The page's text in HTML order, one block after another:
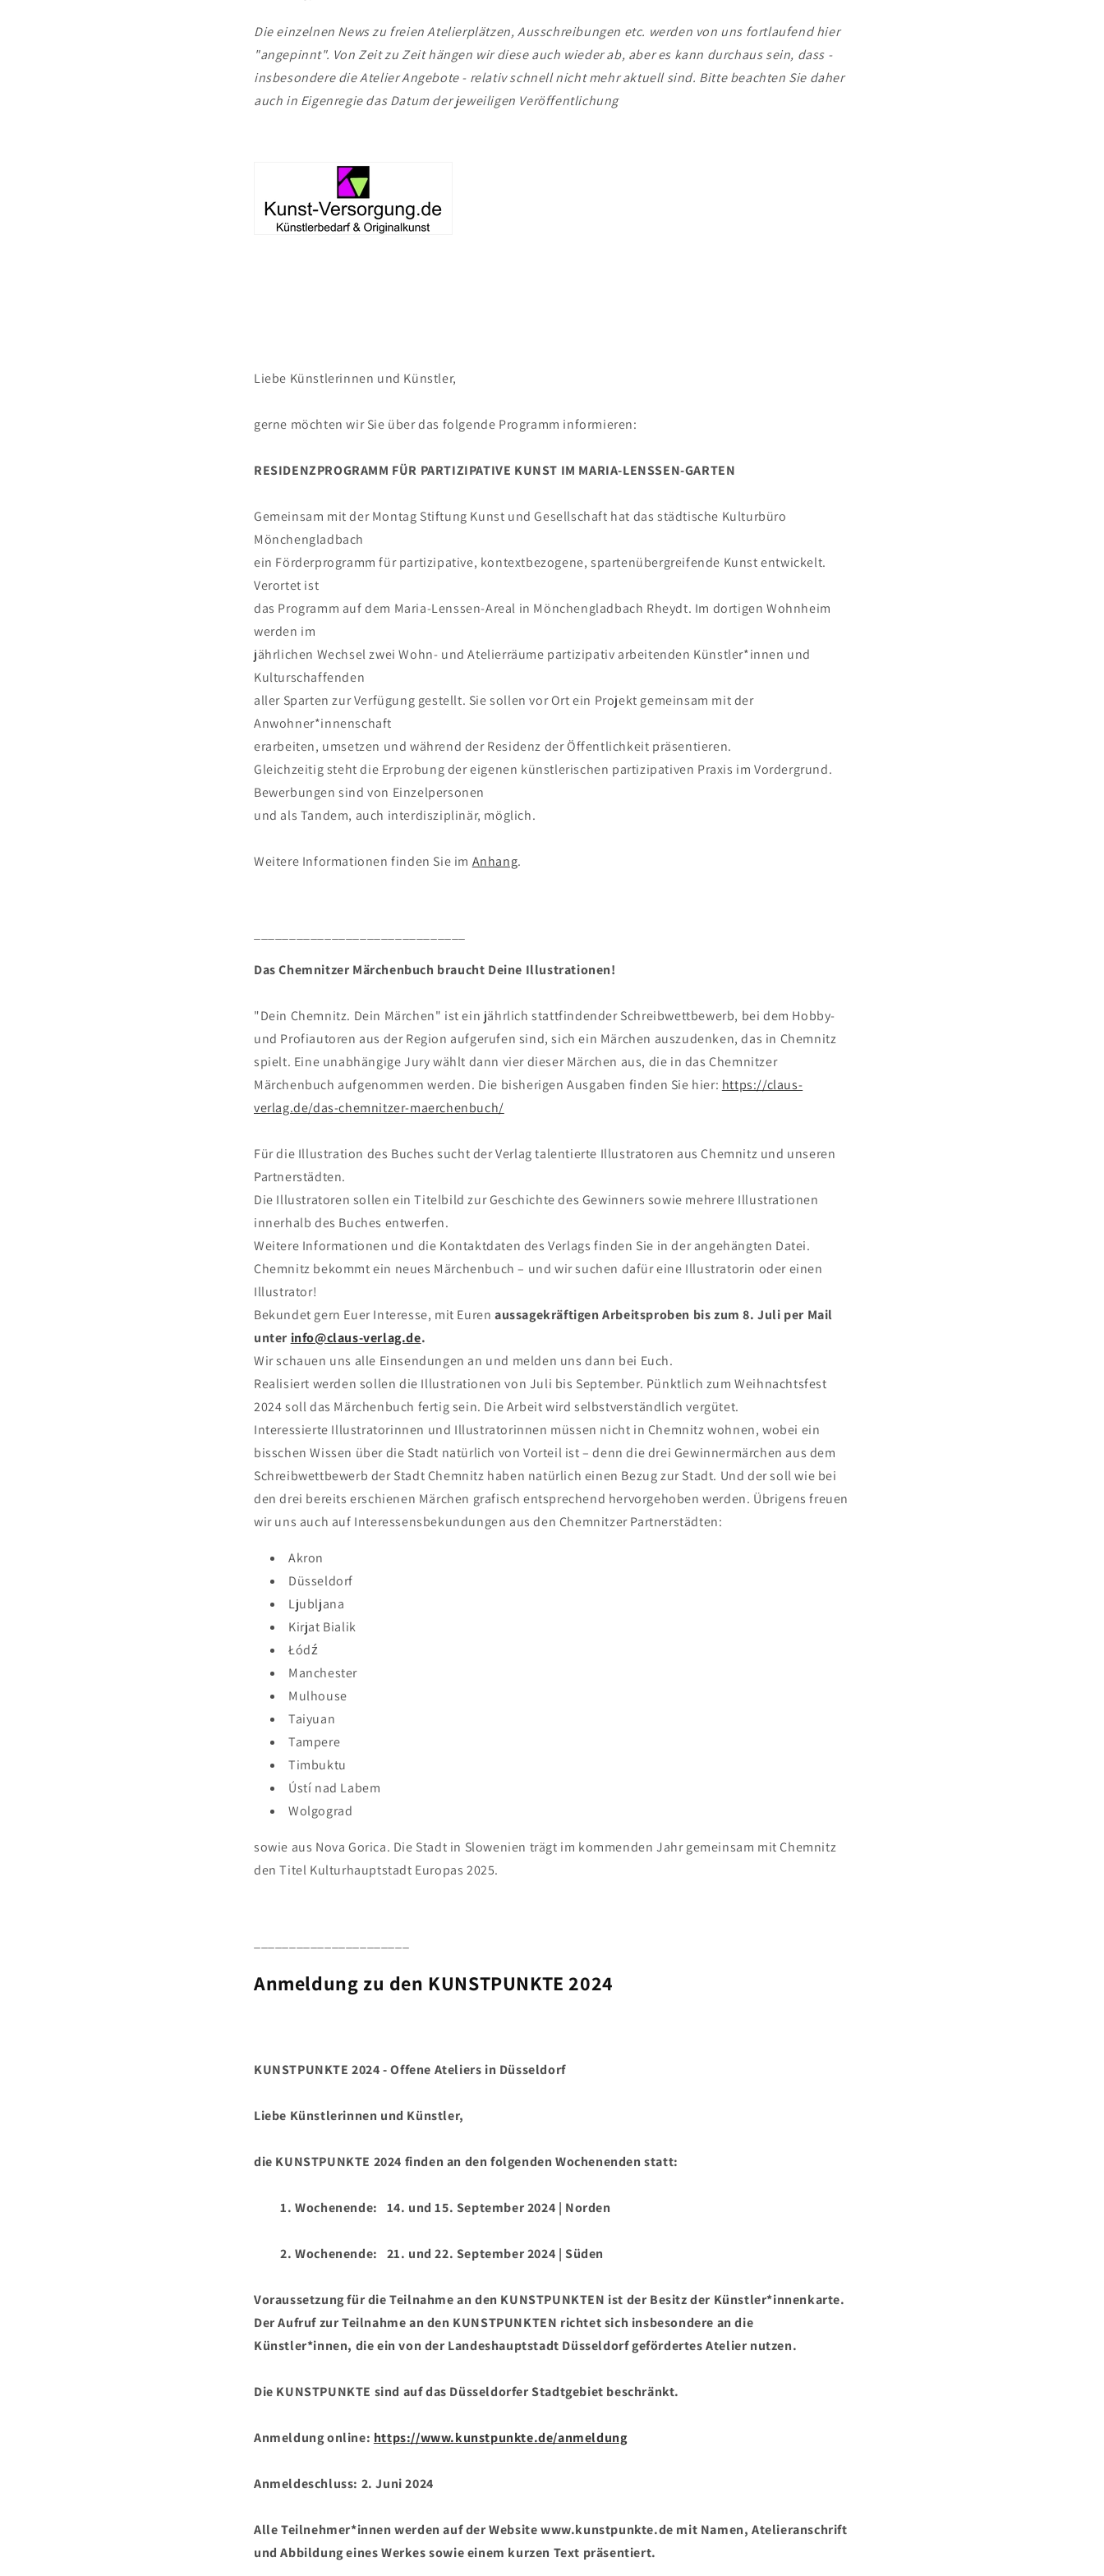
Die einzelnen News zu freien Atelierplätzen, Ausschreibungen etc. werden von uns fortlaufend hier
"angepinnt". Von Zeit zu Zeit hängen wir diese auch wieder ab, aber es kann durchaus sein, dass -
insbesondere die Atelier Angebote - relativ schnell nicht mehr aktuell sind. Bitte beachten Sie daher
auch in Eigenregie das Datum der jeweiligen Veröffentlichung
Liebe Künstlerinnen und Künstler,
gerne möchten wir Sie über das folgende Programm informieren:
RESIDENZPROGRAMM FÜR PARTIZIPATIVE KUNST IM MARIA-LENSSEN-GARTEN
Gemeinsam mit der Montag Stiftung Kunst und Gesellschaft hat das städtische Kulturbüro
Mönchengladbach
ein Förderprogramm für partizipative, kontextbezogene, spartenübergreifende Kunst entwickelt.
Verortet ist
das Programm auf dem Maria-Lenssen-Areal in Mönchengladbach Rheydt. Im dortigen Wohnheim
werden im
jährlichen Wechsel zwei Wohn- und Atelierräume partizipativ arbeitenden Künstler*innen und
Kulturschaffenden
aller Sparten zur Verfügung gestellt. Sie sollen vor Ort ein Projekt gemeinsam mit der
Anwohner*innenschaft
erarbeiten, umsetzen und während der Residenz der Öffentlichkeit präsentieren.
Gleichzeitig steht die Erprobung der eigenen künstlerischen partizipativen Praxis im Vordergrund.
Bewerbungen sind von Einzelpersonen
und als Tandem, auch interdisziplinär, möglich.
Weitere Informationen finden Sie im Anhang.
Das Chemnitzer Märchenbuch braucht Deine Illustrationen!
"Dein Chemnitz. Dein Märchen" ist ein jährlich stattfindender Schreibwettbewerb, bei dem Hobby-
und Profiautoren aus der Region aufgerufen sind, sich ein Märchen auszudenken, das in Chemnitz
spielt. Eine unabhängige Jury wählt dann vier dieser Märchen aus, die in das Chemnitzer
Märchenbuch aufgenommen werden. Die bisherigen Ausgaben finden Sie hier: https://claus-
verlag.de/das-chemnitzer-maerchenbuch/
Für die Illustration des Buches sucht der Verlag talentierte Illustratoren aus Chemnitz und unseren
Partnerstädten.
Die Illustratoren sollen ein Titelbild zur Geschichte des Gewinners sowie mehrere Illustrationen
innerhalb des Buches entwerfen.
Weitere Informationen und die Kontaktdaten des Verlags finden Sie in der angehängten Datei.
Chemnitz bekommt ein neues Märchenbuch – und wir suchen dafür eine Illustratorin oder einen
Illustrator!
Bekundet gern Euer Interesse, mit Euren aussagekräftigen Arbeitsproben bis zum 8. Juli per Mail
unter info@claus-verlag.de.
Wir schauen uns alle Einsendungen an und melden uns dann bei Euch.
Realisiert werden sollen die Illustrationen von Juli bis September. Pünktlich zum Weihnachtsfest
2024 soll das Märchenbuch fertig sein. Die Arbeit wird selbstverständlich vergütet.
Interessierte Illustratorinnen und Illustratorinnen müssen nicht in Chemnitz wohnen, wobei ein
bisschen Wissen über die Stadt natürlich von Vorteil ist – denn die drei Gewinnermärchen aus dem
Schreibwettbewerb der Stadt Chemnitz haben natürlich einen Bezug zur Stadt. Und der soll wie bei
den drei bereits erschienen Märchen grafisch entsprechend hervorgehoben werden. Übrigens freuen
wir uns auch auf Interessensbekundungen aus den Chemnitzer Partnerstädten:
Akron
Düsseldorf
Ljubljana
Kirjat Bialik
Łódź
Manchester
Mulhouse
Taiyuan
Tampere
Timbuktu
Ústí nad Labem
Wolgograd
sowie aus Nova Gorica. Die Stadt in Slowenien trägt im kommenden Jahr gemeinsam mit Chemnitz
den Titel Kulturhauptstadt Europas 2025.
Anmeldung zu den KUNSTPUNKTE 2024
KUNSTPUNKTE 2024 - Offene Ateliers in Düsseldorf
Liebe Künstlerinnen und Künstler,
die KUNSTPUNKTE 2024 finden an den folgenden Wochenenden statt:
1. Wochenende: 14. und 15. September 2024 | Norden
2. Wochenende: 21. und 22. September 2024 | Süden
Voraussetzung für die Teilnahme an den KUNSTPUNKTEN ist der Besitz der Künstler*innenkarte.
Der Aufruf zur Teilnahme an den KUNSTPUNKTEN richtet sich insbesondere an die
Künstler*innen, die ein von der Landeshauptstadt Düsseldorf gefördertes Atelier nutzen.
Die KUNSTPUNKTE sind auf das Düsseldorfer Stadtgebiet beschränkt.
Anmeldung online: https://www.kunstpunkte.de/anmeldung
Anmeldeschluss: 2. Juni 2024
Alle Teilnehmer*innen werden auf der Website www.kunstpunkte.de mit Namen, Atelieranschrift
und Abbildung eines Werkes sowie einem kurzen Text präsentiert.